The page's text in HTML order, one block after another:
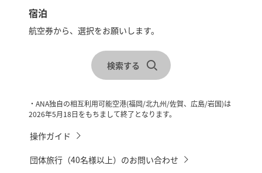
対象路線
秋田県、安比リゾート、十和田プリンス、
町、西目屋村
3名様
予約対
象期間
出発対
予約対
象期間
出発対
宿泊
航空券から、選択をお願いします。
チェックイン・チェックアウトを選択
検索する
・ANA独自の相互利用可能空港(福岡/北九州/佐賀、広島/岩国)は
2026年5月18日をもちまして終了となります。
操作ガイド
団体旅行（40名様以上）のお問い合わせ